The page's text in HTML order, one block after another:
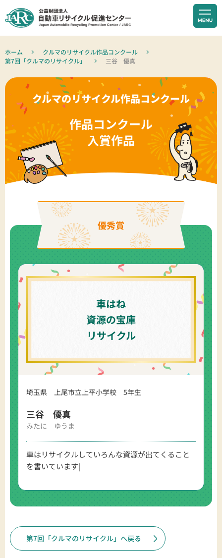
ホーム
クルマのリサイクル作品コンクール
第7回「クルマのリサイクル」
三谷 優真
クルマのリサイクル作品コンクール
作品コンクール
入賞作品
優秀賞
車はね
資源の宝庫
リサイクル
埼玉県 上尾市立上平小学校 5年生
三谷 優真
みたに ゆうま
車はリサイクルしていろんな資源が出てくること
を書いています|
第7回「クルマのリサイクル」へ戻る